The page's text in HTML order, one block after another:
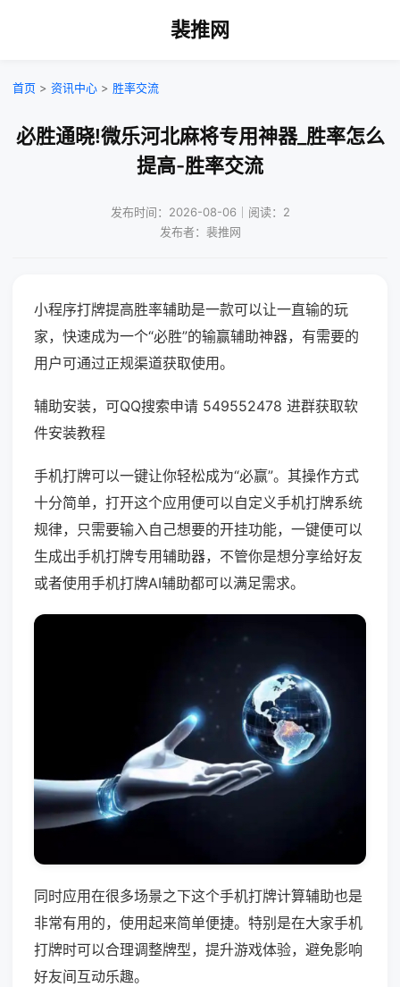
裴推网
首页 > 资讯中心 > 胜率交流
必胜通晓!微乐河北麻将专用神器_胜率怎么
提高-胜率交流
发布时间：2026-08-06｜阅读：2
发布者：裴推网
小程序打牌提高胜率辅助是一款可以让一直输的玩
家，快速成为一个“必胜”的输赢辅助神器，有需要的
用户可通过正规渠道获取使用。
辅助安装，可QQ搜索申请 549552478 进群获取软
件安装教程
手机打牌可以一键让你轻松成为“必赢”。其操作方式
十分简单，打开这个应用便可以自定义手机打牌系统
规律，只需要输入自己想要的开挂功能，一键便可以
生成出手机打牌专用辅助器，不管你是想分享给好友
或者使用手机打牌AI辅助都可以满足需求。
同时应用在很多场景之下这个手机打牌计算辅助也是
非常有用的，使用起来简单便捷。特别是在大家手机
打牌时可以合理调整牌型，提升游戏体验，避免影响
好友间互动乐趣。